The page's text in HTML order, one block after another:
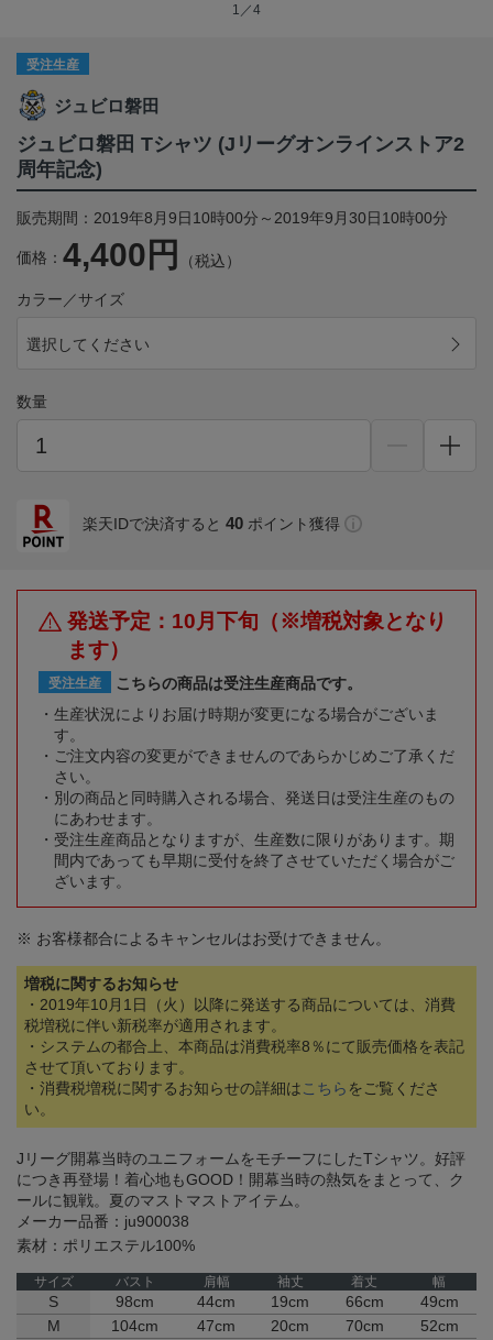
1／4
受注生産
ジュビロ磐田
ジュビロ磐田 Tシャツ (Jリーグオンラインストア2
周年記念)
販売期間：2019年8月9日10時00分～2019年9月30日10時00分
価格： 4,400円 （税込）
カラー／サイズ
選択してください
数量
楽天IDで決済すると 40 ポイント獲得
発送予定：10月下旬（※増税対象となり
ます）
受注生産
こちらの商品は受注生産商品です。
生産状況によりお届け時期が変更になる場合がございま
す。
ご注文内容の変更ができませんのであらかじめご了承くだ
さい。
別の商品と同時購入される場合、発送日は受注生産のもの
にあわせます。
受注生産商品となりますが、生産数に限りがあります。期
間内であっても早期に受付を終了させていただく場合がご
ざいます。
※ お客様都合によるキャンセルはお受けできません。
増税に関するお知らせ
・2019年10月1日（火）以降に発送する商品については、消費
税増税に伴い新税率が適用されます。
・システムの都合上、本商品は消費税率8％にて販売価格を表記
させて頂いております。
・消費税増税に関するお知らせの詳細は こちら をご覧くださ
い。
Jリーグ開幕当時のユニフォームをモチーフにしたTシャツ。好評
につき再登場！着心地もGOOD！開幕当時の熱気をまとって、ク
ールに観戦。夏のマストマストアイテム。
メーカー品番：ju900038
素材：ポリエステル100%
サイズ バスト 肩幅 袖丈 着丈 幅
S 98cm 44cm 19cm 66cm
49cm
M
104cm 47cm 20cm 70cm
52cm